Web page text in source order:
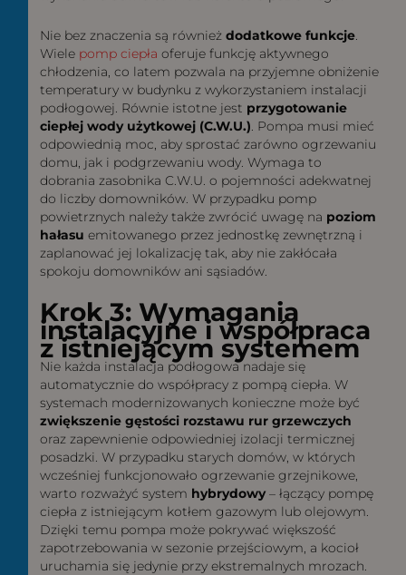
Nie bez znaczenia są również dodatkowe funkcje.
Wiele pomp ciepła oferuje funkcję aktywnego
chłodzenia, co latem pozwala na przyjemne obniżenie
temperatury w budynku z wykorzystaniem instalacji
podłogowej. Równie istotne jest przygotowanie
ciepłej wody użytkowej (C.W.U.). Pompa musi mieć
odpowiednią moc, aby sprostać zarówno ogrzewaniu
domu, jak i podgrzewaniu wody. Wymaga to
dobrania zasobnika C.W.U. o pojemności adekwatnej
do liczby domowników. W przypadku pomp
powietrznych należy także zwrócić uwagę na poziom
hałasu emitowanego przez jednostkę zewnętrzną i
zaplanować jej lokalizację tak, aby nie zakłócała
spokoju domowników ani sąsiadów.
Krok 3: Wymagania
instalacyjne i współpraca
z istniejącym systemem
Nie każda instalacja podłogowa nadaje się
automatycznie do współpracy z pompą ciepła. W
systemach modernizowanych konieczne może być
zwiększenie gęstości rozstawu rur grzewczych
oraz zapewnienie odpowiedniej izolacji termicznej
posadzki. W przypadku starych domów, w których
wcześniej funkcjonowało ogrzewanie grzejnikowe,
warto rozważyć system hybrydowy– łączący pompę
ciepła z istniejącym kotłem gazowym lub olejowym.
Dzięki temu pompa może pokrywać większość
zapotrzebowania w sezonie przejściowym, a kocioł
uruchamia się jedynie przy ekstremalnych mrozach.